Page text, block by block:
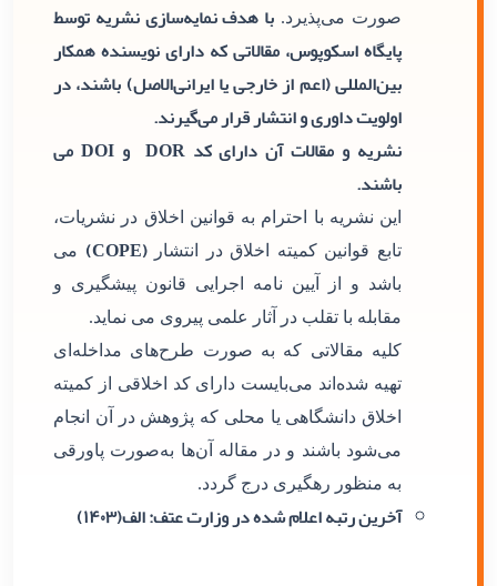
صورت می‌پذیرد. با هدف نمایه‌سازی نشریه توسط
پایگاه اسکوپوس، مقالاتی که دارای نویسنده همکار
بین‌المللی (اعم از خارجی یا ایرانی‌الاصل) باشند، در
اولویت داوری و انتشار قرار می‌گیرند.
نشریه و مقالات آن دارای کد DOR و DOI می
باشند.
این نشریه با احترام به قوانین اخلاق در نشریات،
تابع قوانین کمیته اخلاق در انتشار(COPE)
می
باشد و از آیین نامه اجرایی قانون پیشگیری و
مقابله با تقلب در آثار علمی پیروی می نماید.
کلیه مقالاتی که به صورت طرح‌های مداخله‌ای
تهیه شده‌اند می‌بایست دارای کد اخلاقی از کمیته
اخلاق دانشگاهی یا محلی که پژوهش در آن انجام
می‌شود باشند و در مقاله آن‌ها به‌صورت پاورقی
به منظور رهگیری درج گردد.
آخرین رتبه اعلام شده در وزارت عتف: الف(۱۴۰۳)